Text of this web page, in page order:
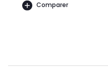
Comparer